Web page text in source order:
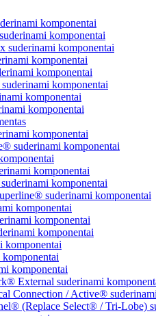
komponentai
komponentai
komponentai
komponentai
komponentai
komponentai
komponentai
komponentai
komponentai
suderinami komponentai
komponentai
komponentai
suderinami komponentai
komponentai
komponentai
komponentai
komponentai
External suderinami
Connection / Active®
(Replace Select® / Tri-Lobe)